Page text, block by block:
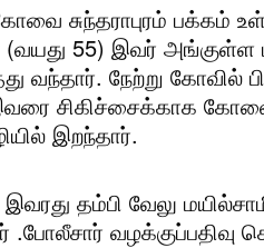
சுந்தராபுரம் பக்கம்
55) இவர் அங்குள்ள
வந்தார். நேற்று கோவில்
சிகிச்சைக்காக
இறந்தார்.
இவரது தம்பி வேலு
.போலீசார் வழக்குப்பதிவு